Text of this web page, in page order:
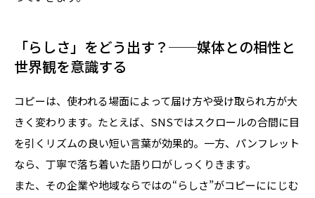
「らしさ」をどう出す？──媒体との相性と
世界観を意識する
コピーは、使われる場面によって届け方や受け取られ方が大
きく変わります。たとえば、SNSではスクロールの合間に目
を引くリズムの良い短い言葉が効果的。一方、パンフレット
なら、丁寧で落ち着いた語り口がしっくりきます。
また、その企業や地域ならではの“らしさ”がコピーににじむ